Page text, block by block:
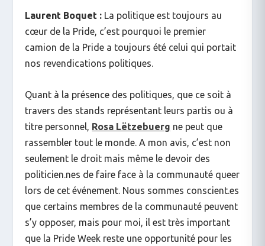
Laurent Boquet : La politique est toujours au
cœur de la Pride, c’est pourquoi le premier
camion de la Pride a toujours été celui qui portait
nos revendications politiques.
Quant à la présence des politiques, que ce soit à
travers des stands représentant leurs partis ou à
titre personnel, Rosa Lëtzebuerg ne peut que
rassembler tout le monde. A mon avis, c’est non
seulement le droit mais même le devoir des
politicien.nes de faire face à la communauté queer
lors de cet événement. Nous sommes conscient.es
que certains membres de la communauté peuvent
s’y opposer, mais pour moi, il est très important
que la Pride Week reste une opportunité pour les